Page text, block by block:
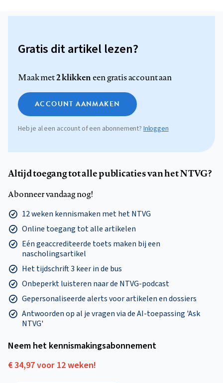
Gratis dit artikel lezen?
Maak met2 klikkeneen gratis account aan
ACCOUNT AANMAKEN
Heb je al een account of een abonnement? Inloggen
Altijd toegang tot alle publicaties van het NTVG?
Abonneer vandaag nog!
12 weken kennismaken met het NTVG
Online toegang tot alle artikelen
Eén geaccrediteerde toets maken bij een
nascholingsartikel
Het tijdschrift 3 keer in de bus
Onbeperkt luisteren naar de NTVG-podcast
Gepersonaliseerde alerts voor artikelen en dossiers
Antwoorden op al je vragen via de AI-toepassing 'Ask
NTVG'
Neem het kennismakings­abonnement
€ 34,97 voor 12 weken!